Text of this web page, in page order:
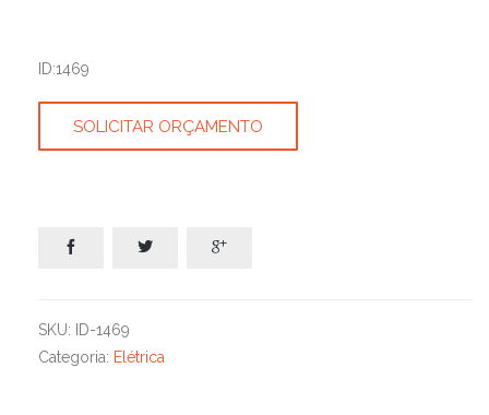
ID:1469
SOLICITAR ORÇAMENTO
  
SKU:
ID-1469
Categoria: Elétrica